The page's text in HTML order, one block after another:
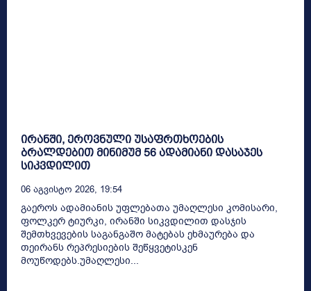
ირანში, ეროვნული უსაფრთხოების
ბრალდებით მინიმუმ 56 ადამიანი დასაჯეს
სიკვდილით
06 Აგვისტო 2026, 19:54
გაეროს ადამიანის უფლებათა უმაღლესი კომისარი,
ფოლკერ ტიურკი, ირანში სიკვდილით დასჯის
შემთხვევების საგანგაშო მატებას ეხმაურება და
თეირანს რეპრესიების შეწყვეტისკენ
მოუწოდებს.უმაღლესი...